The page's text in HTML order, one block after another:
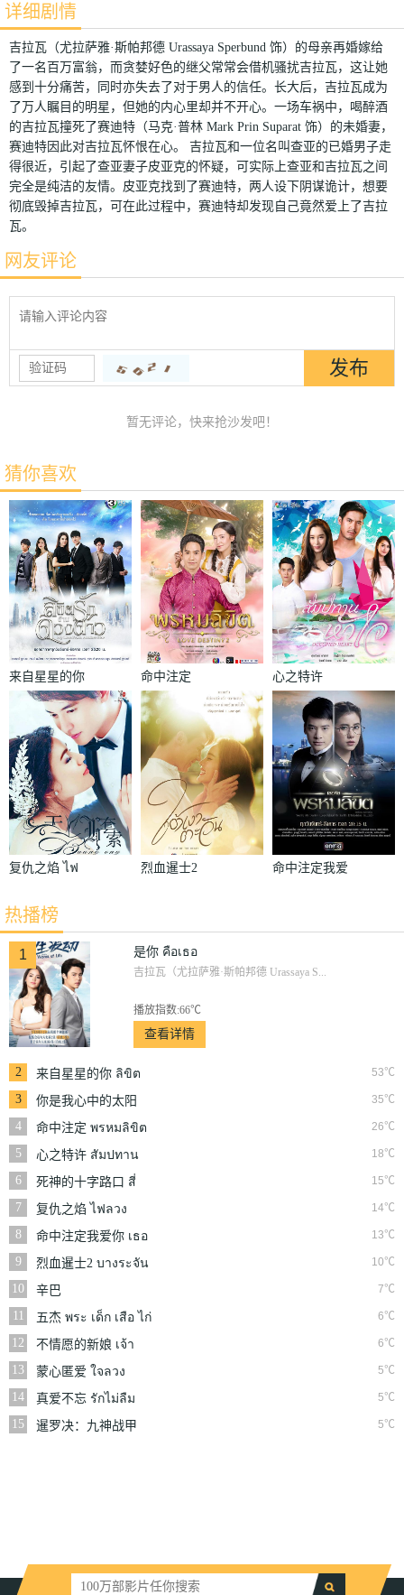
详细剧情
吉拉瓦（尤拉萨雅·斯帕邦德 Urassaya Sperbund 饰）的母亲再婚嫁给
了一名百万富翁，而贪婪好色的继父常常会借机骚扰吉拉瓦，这让她
感到十分痛苦，同时亦失去了对于男人的信任。长大后，吉拉瓦成为
了万人瞩目的明星，但她的内心里却并不开心。一场车祸中，喝醉酒
的吉拉瓦撞死了赛迪特（马克·普林 Mark Prin Suparat 饰）的未婚妻，
赛迪特因此对吉拉瓦怀恨在心。 吉拉瓦和一位名叫查亚的已婚男子走
得很近，引起了查亚妻子皮亚克的怀疑，可实际上查亚和吉拉瓦之间
完全是纯洁的友情。皮亚克找到了赛迪特，两人设下阴谋诡计，想要
彻底毁掉吉拉瓦，可在此过程中，赛迪特却发现自己竟然爱上了吉拉
瓦。
网友评论
暂无评论，快来抢沙发吧！
猜你喜欢
来自星星的你
ลิขิตรักข้าม
ดวงดาว
命中注定
พรหมลิขิต
心之特许
สัมปทาน
复仇之焰 ไฟ
烈血暹士2
命中注定我爱
热播榜
1 是你 คือเธอ
吉拉瓦（尤拉萨雅·斯帕邦德 Urassaya S...
播放指数:66℃
查看详情
2 53℃
来自星星的你 ลิขิต
รักข้ามดวงดาว
3 35℃
你是我心中的太阳
ฟ้ามีตะวัน
4 26℃
命中注定 พรหมลิขิต
5
18℃
心之特许 สัมปทาน
หัวใจ
6 15℃
死神的十字路口 สี่
แพร่ง
7 14℃
复仇之焰 ไฟลวง
8
13℃
命中注定我爱你 เธอ
คือพรหมลิขิต
9 10℃
烈血暹士2 บางระจัน
10
7℃
辛巴
11
6℃
五杰 พระ เด็ก เสือ ไก่
วอก
12 6℃
不情愿的新娘 เจ้า
สาวจำยอม
13 5℃
蒙心匿爱 ใจลวง
14
5℃
真爱不忘 รักไม่ลืม
15
5℃
暹罗决：九神战甲